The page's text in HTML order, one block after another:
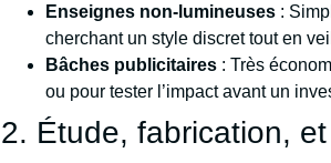
Enseignes non-lumineuses :
cherchant un style discret tout en
Bâches publicitaires : Très
ou pour tester l’impact avant un
2. Étude, fabrication,